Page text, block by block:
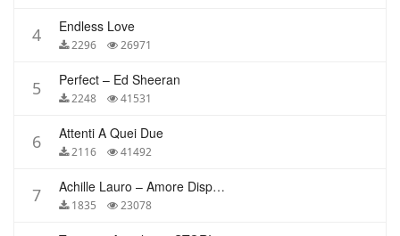
4 Endless Love
2296 26971
5 Perfect – Ed Sheeran
2248 41531
6 Attenti A Quei Due
2116 41492
7 Achille Lauro – Amore Disperato
1835 23078